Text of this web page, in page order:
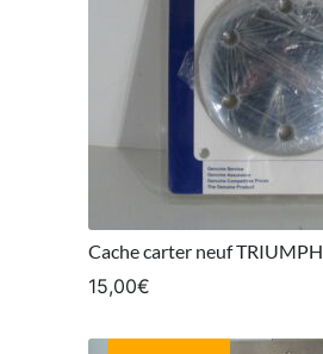
Cache carter neuf TRIUMPH
15,00€